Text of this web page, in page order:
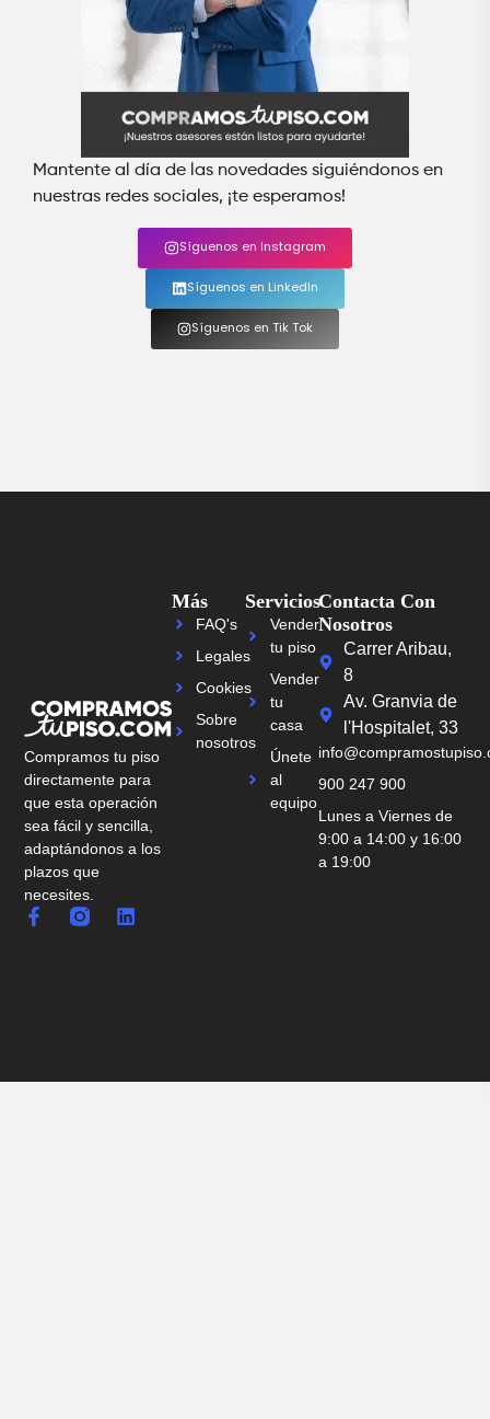
Mantente al día de las novedades siguiéndonos en
nuestras redes sociales, ¡te esperamos!
Síguenos en Instagram
Síguenos en LinkedIn
Síguenos en Tik Tok
Compramos tu piso
directamente para
que esta operación
sea fácil y sencilla,
adaptándonos a los
plazos que
necesites.
Servicios
Vender
tu piso
Vender
tu
casa
Únete
al
equipo
Más
FAQ's
Legales
Cookies
Sobre
nosotros
Contacta Con
Nosotros
Carrer Aribau,
8
Av. Granvia de
l'Hospitalet, 33
900 247 900
Lunes a Viernes de
9:00 a 14:00 y 16:00
a 19:00